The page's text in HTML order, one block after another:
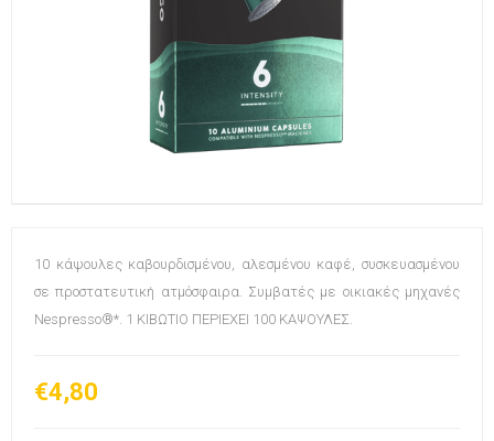
10 κάψουλες καβουρδισμένου, αλεσμένου καφέ, συσκευασμένου
σε προστατευτική ατμόσφαιρα. Συμβατές με οικιακές μηχανές
Nespresso®*. 1 ΚΙΒΩΤΙΟ ΠΕΡΙΕΧΕΙ 100 ΚΑΨΟΥΛΕΣ.
€4,80